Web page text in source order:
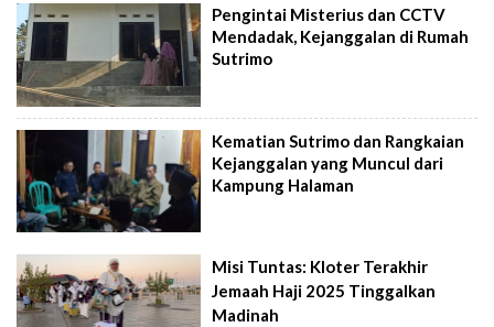
Pengintai Misterius dan CCTV
Mendadak, Kejanggalan di Rumah
Sutrimo
Kematian Sutrimo dan Rangkaian
Kejanggalan yang Muncul dari
Kampung Halaman
Misi Tuntas: Kloter Terakhir
Jemaah Haji 2025 Tinggalkan
Madinah